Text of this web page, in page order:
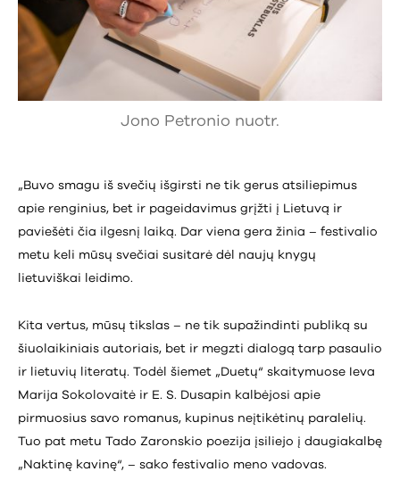
Jono Petronio nuotr.
„Buvo smagu iš svečių išgirsti ne tik gerus atsiliepimus
apie renginius, bet ir pageidavimus grįžti į Lietuvą ir
paviešėti čia ilgesnį laiką. Dar viena gera žinia – festivalio
metu keli mūsų svečiai susitarė dėl naujų knygų
lietuviškai leidimo.
Kita vertus, mūsų tikslas – ne tik supažindinti publiką su
šiuolaikiniais autoriais, bet ir megzti dialogą tarp pasaulio
ir lietuvių literatų. Todėl šiemet „Duetų“ skaitymuose Ieva
Marija Sokolovaitė ir E. S. Dusapin kalbėjosi apie
pirmuosius savo romanus, kupinus neįtikėtinų paralelių.
Tuo pat metu Tado Zaronskio poezija įsiliejo į daugiakalbę
„Naktinę kavinę“, – sako festivalio meno vadovas.